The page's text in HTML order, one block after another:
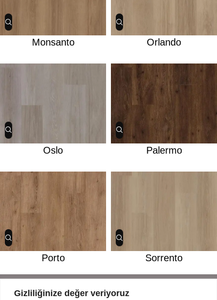
Gizliliğinize değer veriyoruz
Monsanto Orlando
Oslo Palermo
Porto Sorrento